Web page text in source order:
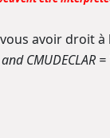
avoir droit
CMUDECLAR